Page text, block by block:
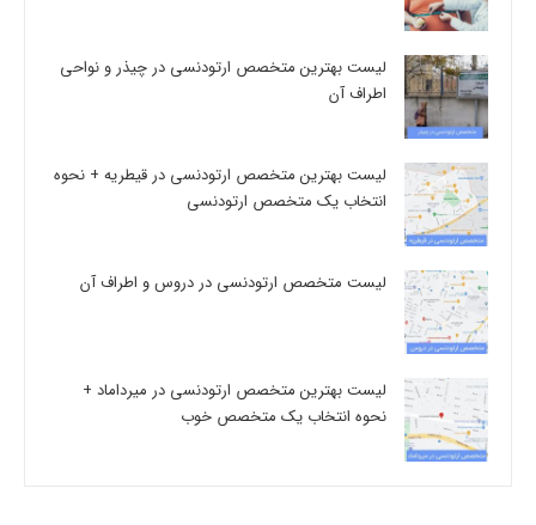
لیست بهترین متخصص ارتودنسی در چیذر و نواحی
اطراف آن
لیست بهترین متخصص ارتودنسی در قیطریه + نحوه
انتخاب یک متخصص ارتودنسی
لیست متخصص ارتودنسی در دروس و اطراف آن
لیست بهترین متخصص ارتودنسی در میرداماد +
نحوه انتخاب یک متخصص خوب